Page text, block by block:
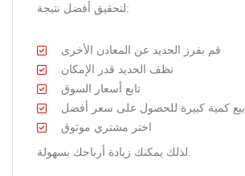
لتحقيق أفضل نتيجة:
قم بفرز الحديد عن المعادن الأخرى
نظف الحديد قدر الإمكان
تابع أسعار السوق
بيع كمية كبيرة للحصول على سعر أفضل
اختر مشتري موثوق
لذلك يمكنك زيادة أرباحك بسهولة.